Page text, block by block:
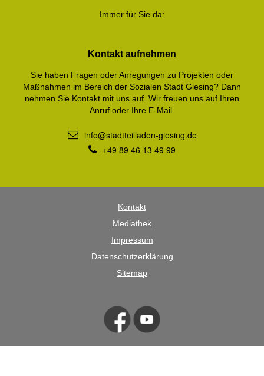
Immer für Sie da:
Kontakt aufnehmen
Sie haben Fragen oder Anregungen zu Projekten oder
Maßnahmen im Bereich der Sozialen Stadt Giesing? Dann
nehmen Sie Kontakt mit uns auf. Wir freuen uns auf Ihren
Anruf oder Ihre E-Mail.
info@stadtteilladen-giesing.de
+49 89 46 13 49 99
Kontakt
Mediathek
Impressum
Datenschutzerklärung
Sitemap